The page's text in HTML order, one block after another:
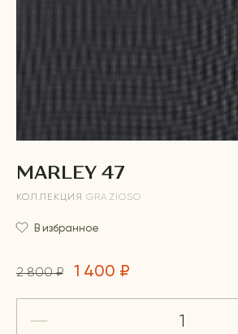
MARLEY 47
КОЛЛЕКЦИЯ GRAZIOSO
В избранное
2 800 ₽ 1 400 ₽